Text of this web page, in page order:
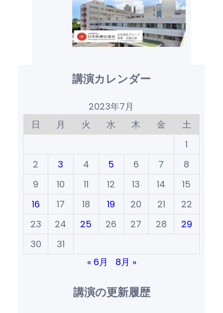
講演カレンダー
2023年7月
日
月 火 水 木 金
土
1
2
3 4 5 6 7
8
9
10 11 12 13 14
15
16
17 18 19 20 21
22
23
24 25 26 27 28
29
30
31
« 6月
8月 »
講演の更新履歴